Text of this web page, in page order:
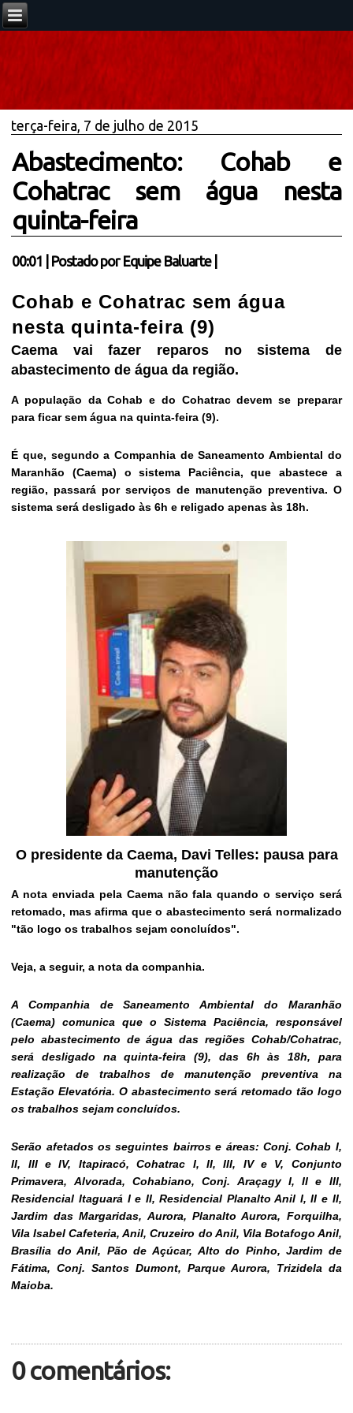
terça-feira, 7 de julho de 2015
Abastecimento: Cohab e
Cohatrac sem água nesta
quinta-feira
00:01 Postado por Equipe Baluarte
Cohab e Cohatrac sem água
nesta quinta-feira (9)
Caema vai fazer reparos no sistema de
abastecimento de água da região.
A população da Cohab e do Cohatrac devem se preparar
para ficar sem água na quinta-feira (9).
É que, segundo a Companhia de Saneamento Ambiental do
Maranhão (Caema) o sistema Paciência, que abastece a
região, passará por serviços de manutenção preventiva. O
sistema será desligado às 6h e religado apenas às 18h.
O presidente da Caema, Davi Telles: pausa para
manutenção
A nota enviada pela Caema não fala quando o serviço será
retomado, mas afirma que o abastecimento será normalizado
"tão logo os trabalhos sejam concluídos".
Veja, a seguir, a nota da companhia.
A Companhia de Saneamento Ambiental do Maranhão
(Caema) comunica que o Sistema Paciência, responsável
pelo abastecimento de água das regiões Cohab/Cohatrac,
será desligado na quinta-feira (9), das 6h às 18h, para
realização de trabalhos de manutenção preventiva na
Estação Elevatória. O abastecimento será retomado tão logo
os trabalhos sejam concluídos.
Serão afetados os seguintes bairros e áreas: Conj. Cohab I,
II, III e IV, Itapiracó, Cohatrac I, II, III, IV e V, Conjunto
Primavera, Alvorada, Cohabiano, Conj. Araçagy I, II e III,
Residencial Itaguará I e II, Residencial Planalto Anil I, II e II,
Jardim das Margaridas, Aurora, Planalto Aurora, Forquilha,
Vila Isabel Cafeteria, Anil, Cruzeiro do Anil, Vila Botafogo Anil,
Brasília do Anil, Pão de Açúcar, Alto do Pinho, Jardim de
Fátima, Conj. Santos Dumont, Parque Aurora, Trizidela da
Maioba.
0 comentários: